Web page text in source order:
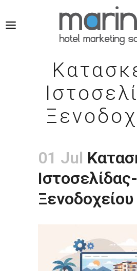
01 Jul
Ιστοσελίδας-
Ξενοδοχείου